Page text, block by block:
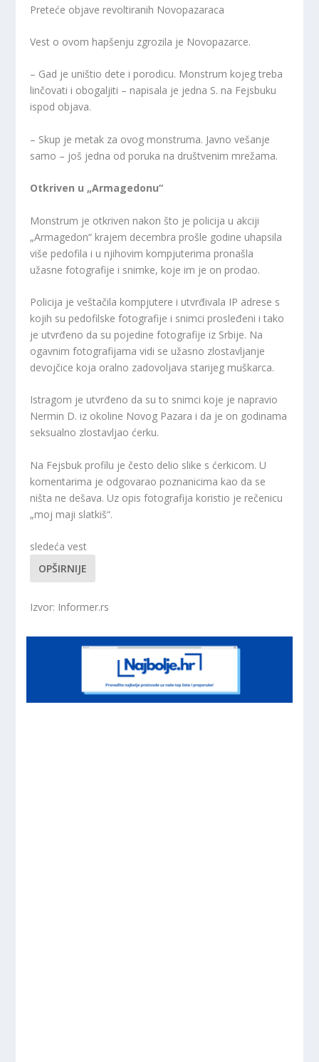
Preteće objave revoltiranih Novopazaraca
Vest o ovom hapšenju zgrozila je Novopazarce.
– Gad je uništio dete i porodicu. Monstrum kojeg treba
linčovati i obogaljiti – napisala je jedna S. na Fejsbuku
ispod objava.
– Skup je metak za ovog monstruma. Javno vešanje
samo – još jedna od poruka na društvenim mrežama.
Otkriven u „Armagedonu“
Monstrum je otkriven nakon što je policija u akciji
„Armagedon“ krajem decembra prošle godine uhapsila
više pedofila i u njihovim kompjuterima pronašla
užasne fotografije i snimke, koje im je on prodao.
Policija je veštačila kompjutere i utvrđivala IP adrese s
kojih su pedofilske fotografije i snimci prosleđeni i tako
je utvrđeno da su pojedine fotografije iz Srbije. Na
ogavnim fotografijama vidi se užasno zlostavljanje
devojčice koja oralno zadovoljava starijeg muškarca.
Istragom je utvrđeno da su to snimci koje je napravio
Nermin D. iz okoline Novog Pazara i da je on godinama
seksualno zlostavljao ćerku.
Na Fejsbuk profilu je često delio slike s ćerkicom. U
komentarima je odgovarao poznanicima kao da se
ništa ne dešava. Uz opis fotografija koristio je rečenicu
„moj maji slatkiš“.
sledeća vest
OPŠIRNIJE
Izvor: Informer.rs